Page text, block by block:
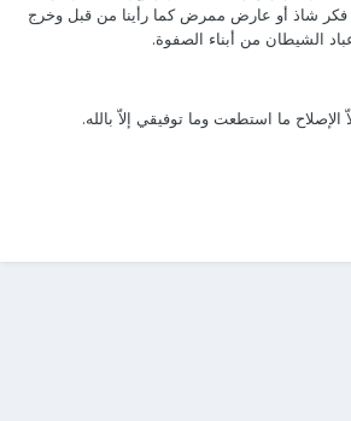
فكر شاذ أو عارض ممرض كما رأينا من قبل وخرج
الشيطان من أبناء الصفوة.
الإصلاح ما استطعت وما توفيقي إلاّ بالله.